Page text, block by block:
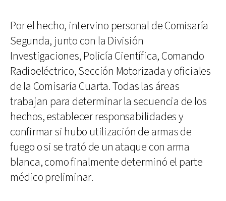
Por el hecho, intervino personal de Comisaría
Segunda, junto con la División
Investigaciones, Policía Científica, Comando
Radioeléctrico, Sección Motorizada y oficiales
de la Comisaría Cuarta. Todas las áreas
trabajan para determinar la secuencia de los
hechos, establecer responsabilidades y
confirmar si hubo utilización de armas de
fuego o si se trató de un ataque con arma
blanca, como finalmente determinó el parte
médico preliminar.